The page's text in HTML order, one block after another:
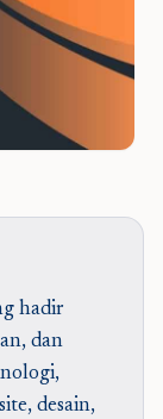
hadir
dan
desain,